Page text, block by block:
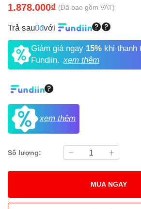
1.878.000₫ (Đã bao gồm VAT)
Trả sau0đvới
Giảm giá ngay 15%khi thanh
Fundiin. xem thêm
xem thêm
Số lượng:
MUA NGAY